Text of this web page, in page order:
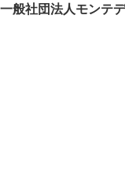
一般社団法人モンテ